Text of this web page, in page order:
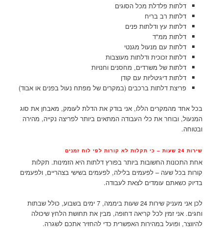
דלתות פלדלת מכל הסוגים
דלתות רב בריח
דלתות עץ ודלתות פנים
דלתות ממ"ד
דלתות עם מנעול מגנטי
דלתות זכוכית ודלתות מעוצבות
דלתות של משרדים, מחסנים וחנויות
דלתות דיגיטליות עם קודן
פריצת דלתות ברכבים (במקרים של מפתח נעול בפנים או אבוד)
בכל אחד מהמקרים הללו, אני בודק את הדלת לעומק, מאבחן את סוג
המנעול, ובוחר את כלי העבודה המתאים ביותר לפריצה נקייה, מהירה
ובטוחה.
שירות 24 שעות – כי תקלות לא קורות לפי לוח זמנים
אחת התכונות החשובות ביותר בפורץ דלתות היא הזמינות. תקלות
קורות בכל שעה – לפעמים בלילה, לפעמים בשישי בצהריים, ולפעמים
בדיוק כשאתם עומדים לצאת לעבודה.
לכן אני מעניק שירות 24 שעות ביממה, 7 ימים בשבוע, כולל שבתות
וחגים. אני זמין לכל קריאה דחופה, מבין את תחושת הלחץ שיכולה
להיווצר, ופועל במהירות האפשרית כדי להחזיר אתכם לשגרה.